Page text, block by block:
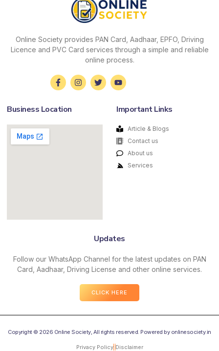
Online Society provides PAN Card, Aadhaar, EPFO, Driving
Licence and PVC Card services through a simple and reliable
online process.
Business Location Important Links
Article & Blogs
Contact us
About us
Services
Updates
Follow our WhatsApp Channel for the latest updates on PAN
Card, Aadhaar, Driving License and other online services.
CLICK HERE
Copyright © 2026 Online Society, All rights reserved. Powered by onlinesociety.in
Privacy Policy Disclaimer